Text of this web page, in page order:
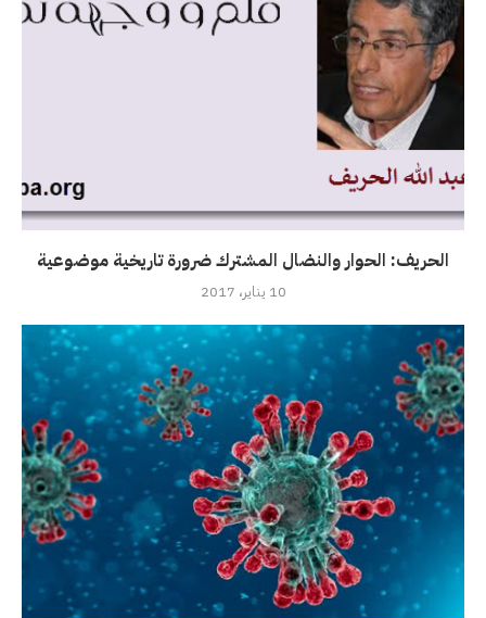
الحريف: الحوار والنضال المشترك ضرورة تاريخية موضوعية
10 يناير، 2017